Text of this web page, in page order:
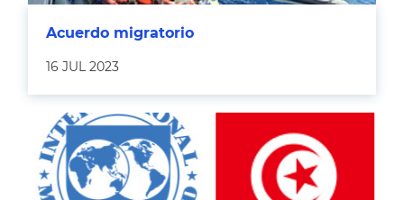
Acuerdo migratorio
16 JUL 2023